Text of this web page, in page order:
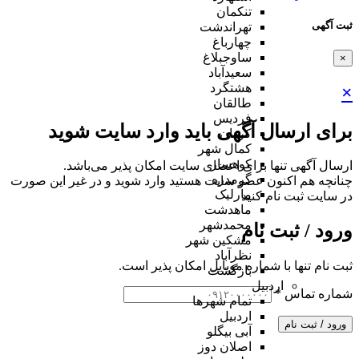
ثبت آگهی
×
×
برای ارسال آگهی باید وارد سایت شوید
ارسال آگهی تنها برای اعضای سایت امکان پذیر می‌باشد.
چنانچه هم‌ اکنون عضو سایت هستید وارد شوید و در غیر این صورت
در سایت ثبت نام کنید
ورود / ثبت نام
ثبت نام تنها با شماره موبایل امکان پذیر است.
شماره تماس*
ورود / ثبت نام
تنکمان
تهراندشت
چهارباغ
ساوجبلاغ
سعیدآباد
هشتگرد
طالقان
فردیس
کردان
کمال شهر
کوهسار
گرمدره
مارلیک
ماهدشت
محمدشهر
مشکین شهر
نظرآباد
بازگشت
اردبیل
تمام شهر‌ها
اردبیل
آبی بیگلو
اصلان دوز